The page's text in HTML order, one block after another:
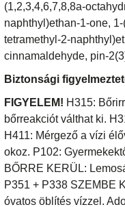
(1,2,3,4,6,7,8,8a-
naphthyl)ethan-1-one,
tetramethyl-2-
cinnamaldehyde, pin-
Biztonsági
FIGYELEM! H315:
bőrreakciót válthat ki.
H411: Mérgező a vízi
okoz. P102:
BŐRRE KERÜL:
P351 + P338 SZEMBE
óvatos öblítés vízzel.